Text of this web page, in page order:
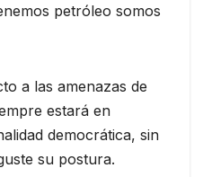
petróleo somos
a las amenazas de
estará en
democrática, sin
su postura.